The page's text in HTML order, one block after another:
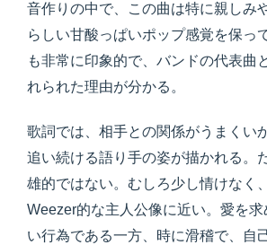
音作りの中で、この曲は特に親しみ
らしい甘酸っぱいポップ感覚を保っ
も非常に印象的で、バンドの代表曲
れられた理由が分かる。
歌詞では、相手との関係がうまくい
追い続ける語り手の姿が描かれる。
雄的ではない。むしろ少し情けなく
Weezer的な主人公像に近い。愛を求
い行為である一方、時に滑稽で、自